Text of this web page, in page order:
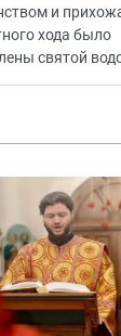
и
хода было
святой